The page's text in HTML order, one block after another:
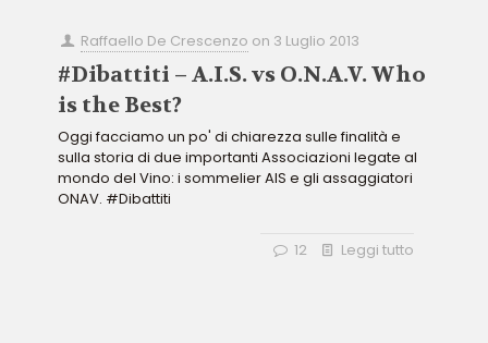
Raffaello De Crescenzo on 3 Luglio 2013
#Dibattiti – A.I.S. vs O.N.A.V. Who
is the Best?
Oggi facciamo un po' di chiarezza sulle finalità e
sulla storia di due importanti Associazioni legate al
mondo del Vino: i sommelier AIS e gli assaggiatori
ONAV. #Dibattiti
12 Leggi tutto